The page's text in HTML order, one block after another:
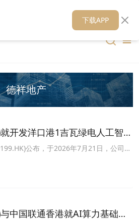
财华媒体矩阵 财华智库
德祥地产
开发洋口港1吉瓦绿电人工智能
备忘录公布，于2026年7月21日，公司与
战略合作备忘录，双方拟利用洋口港经
础设施、产业发展潜力及绿色低碳发展
中国联通香港就AI算力基础设
下载APP